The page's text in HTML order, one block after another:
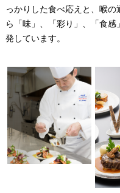
っかりした食べ応えと、喉
ら「味」、「彩り」、「食
発しています。